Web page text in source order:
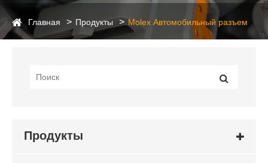
Главная Продукты Molex Автомобильный разъем
Продукты